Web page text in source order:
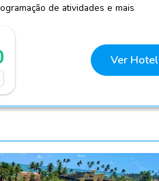
de atividades e mais
Ver Hotel